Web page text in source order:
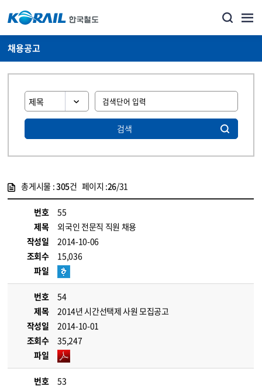
채용공고
검색
총게시물 :305건 페이지 :26/31
번호
55
제목
외국인 전문직 직원 채용
작성일
2014-10-06
조회수
15,036
파일
번호
54
제목
2014년 시간선택제 사원 모집공고
작성일
2014-10-01
조회수
35,247
파일
번호
53